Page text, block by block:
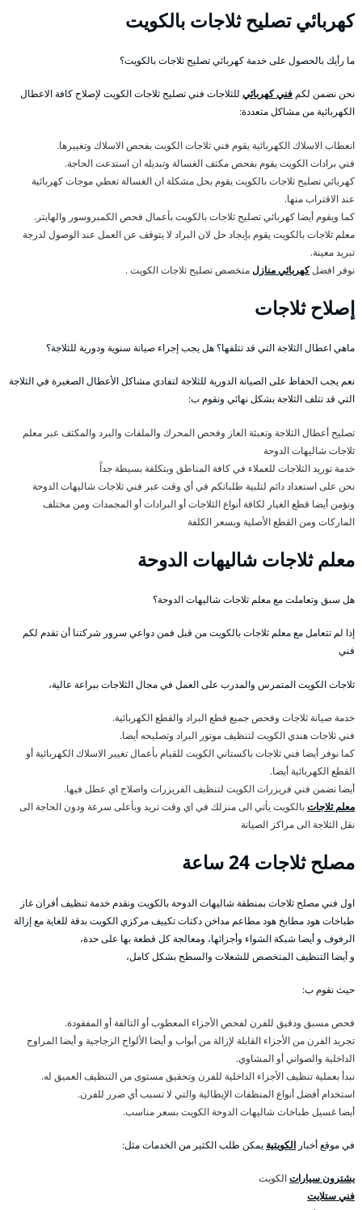
كهربائي تصليح ثلاجات بالكويت
ما رأيك بالحصول على خدمة كهربائي تصليح ثلاجات بالكويت؟
نحن نضمن لكم فني كهربائي للثلاجات فني تصليح ثلاجات الكويت لإصلاح كافة الاعطال
الكهربائية من مشاكل متعددة:
انعطاب الاسلاك الكهربائية يقوم فني ثلاجات الكويت بفحص الاسلاك وتغييرها.
فني برادات الكويت يقوم بفحص مكثف الغسالة وتبديله ان استدعت الحاجة.
كهربائي تصليح ثلاجات بالكويت يقوم بحل مشكلة ان الغسالة تعطي موجات كهربائية
عند الاقتراب منها.
كما ويقوم أيضا كهربائي تصليح ثلاجات بالكويت بأعمال فحص الكمبروسور والهايتر.
معلم ثلاجات بالكويت يقوم بإيجاد حل لان البراد لا يتوقف عن العمل عند الوصول لدرجة
تبريد معينة.
نوفر افضلكهربائي منازلمتخصص تصليح ثلاجات الكويت .
إصلاح ثلاجات
ماهي اعطال الثلاجة التي قد تتلفها؟ هل يجب إجراء صيانة سنوية ودورية للثلاجة؟
نعم يجب الحفاظ على الصيانة الدورية للثلاجة لتفادي مشاكل الأعطال الصغيرة في الثلاجة
التي قد تتلف الثلاجة بشكل نهائي ونقوم ب:
تصليح أعطال الثلاجة وتعبئة الغاز وفحص المحرك والملفات والبرد والمكثف عبر معلم
ثلاجات شاليهات الدوحة
خدمة توريد الثلاجات للعملاء في كافة المناطق وبتكلفة بسيطة جداً
نحن على استعداد دائم لتلبية طلباتكم في أي وقت عبر فني ثلاجات شاليهات الدوحة
ونؤمن أيضا قطع الغيار لكافة أنواع الثلاجات أو البرادات أو المجمدات ومن مختلف
الماركات ومن القطع الأصلية وبسعر الكلفة
معلم ثلاجات شاليهات الدوحة
هل سبق وتعاملت مع معلم ثلاجات شاليهات الدوحة؟
إذا لم تتعامل مع معلم ثلاجات بالكويت من قبل فمن دواعي سرور شركتنا أن تقدم لكم
فني
ثلاجات الكويت المتمرس والمدرب على العمل في مجال الثلاجات ببراعة عالية،
خدمة صيانة ثلاجات وفحص جميع قطع البراد والقطع الكهربائية.
فني ثلاجات هندي الكويت لتنظيف موتور البراد وتصليحه أيضا.
كما نوفر أيضا فني ثلاجات باكستاني الكويت للقيام بأعمال تغيير الاسلاك الكهربائية أو
القطع الكهربائية أيضا.
أيضا نضمن فني فريزرات الكويت لتنظيف الفريزرات واصلاح اي عطل فيها.
معلم ثلاجاتبالكويت يأتي الى منزلك في اي وقت تريد وبأعلى سرعة ودون الحاجة الى
نقل الثلاجة الى مراكز الصيانة
مصلح ثلاجات 24 ساعة
اول فني مصلح ثلاجات بمنطقة شاليهات الدوحة بالكويت ونقدم خدمة تنظيف أفران غاز
طباخات هود مطابخ هود مطاعم مداخن دكتات تكييف مركزي الكويت بدقة للغاية مع إزالة
الرفوف و أيضا شبكة الشواء وأجزائها، ومعالجة كل قطعة بها على حدة،
و أيضا التنظيف المتخصص للشعلات والسطح بشكل كامل،
حيث نقوم ب:
فحص مسبق ودقيق للفرن لفحص الأجزاء المعطوب أو التالفة أو المفقودة.
تجريد الفرن من الأجزاء القابلة لإزالة من أبواب و أيضا الألواح الزجاجية و أيضا المراوح
الداخلية والصواني أو المشاوي.
نبدأ بعملية تنظيف الأجزاء الداخلية للفرن وتحقيق مستوى من التنظيف العميق له.
استخدام أفضل أنواع المنظفات الإيطالية والتي لا تسبب أي ضرر للفرن.
أيضا غسيل طباخات شاليهات الدوحة الكويت بسعر مناسب.
في موقع أخبار الكويتية يمكن طلب الكثير من الخدمات مثل:
يشترون سياراتالكويت
فني ستلايت